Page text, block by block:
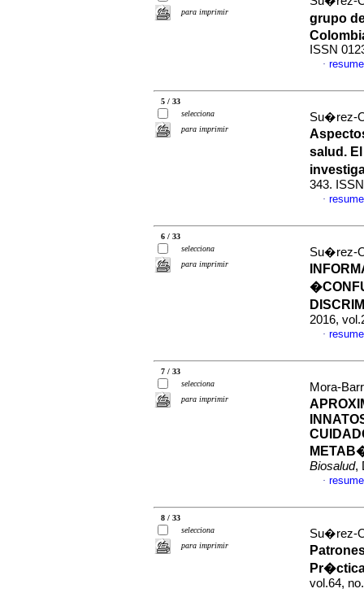
para imprimir
grupo
ISSN
·
5 / 33
selecciona
para imprimir
Su�rez-
salud.
343.
·
6 / 33
selecciona
para imprimir
Su�rez-
2016,
·
7 / 33
selecciona
para imprimir
Mora-
Biosalud,
·
8 / 33
selecciona
para imprimir
Su�rez-
vol.64,